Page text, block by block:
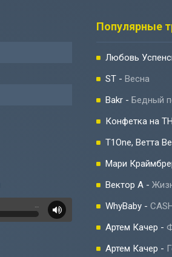
…
Популярные
Любовь
ST - Весна
Bakr - Бедный
Конфетка на
T1One, Ветта
Мари
Вектор А -
WhyBaby -
Артем Качер -
Артем Качер -